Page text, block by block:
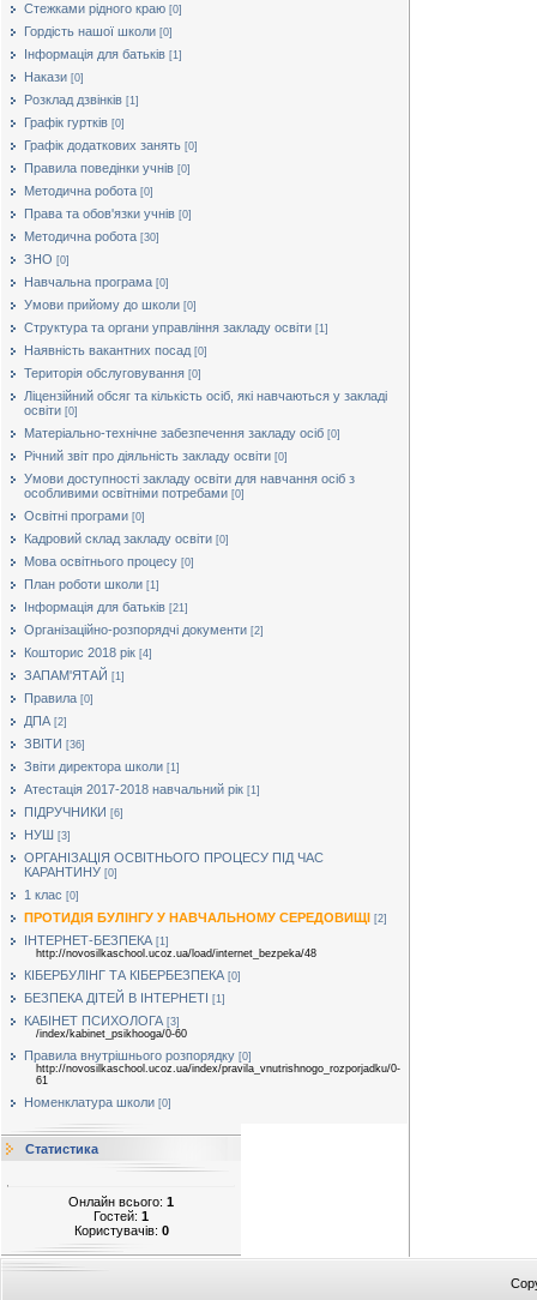
Стежками рідного краю [0]
Гордість нашої школи [0]
Інформація для батьків [1]
Накази [0]
Розклад дзвінків [1]
Графік гуртків [0]
Графік додаткових занять [0]
Правила поведінки учнів [0]
Методична робота [0]
Права та обов'язки учнів [0]
Методична робота [30]
ЗНО [0]
Навчальна програма [0]
Умови прийому до школи [0]
Структура та органи управління закладу освіти [1]
Наявність вакантних посад [0]
Територія обслуговування [0]
Ліцензійний обсяг та кількість осіб, які навчаються у закладі
освіти [0]
Матеріально-технічне забезпечення закладу осіб [0]
Річний звіт про діяльність закладу освіти [0]
Умови доступності закладу освіти для навчання осіб з
особливими освітніми потребами [0]
Освітні програми [0]
Кадровий склад закладу освіти [0]
Мова освітнього процесу [0]
План роботи школи [1]
Інформація для батьків [21]
Організаційно-розпорядчі документи [2]
Кошторис 2018 рік [4]
ЗАПАМ'ЯТАЙ [1]
Правила [0]
ДПА [2]
ЗВІТИ [36]
Звіти директора школи [1]
Атестація 2017-2018 навчальний рік [1]
ПІДРУЧНИКИ [6]
НУШ [3]
ОРГАНІЗАЦІЯ ОСВІТНЬОГО ПРОЦЕСУ ПІД ЧАС
КАРАНТИНУ [0]
1 клас [0]
ПРОТИДІЯ БУЛІНГУ У НАВЧАЛЬНОМУ СЕРЕДОВИЩІ [2]
ІНТЕРНЕТ-БЕЗПЕКА [1]
http://novosilkaschool.ucoz.ua/load/internet_bezpeka/48
КІБЕРБУЛІНГ ТА КІБЕРБЕЗПЕКА [0]
БЕЗПЕКА ДІТЕЙ В ІНТЕРНЕТІ [1]
КАБІНЕТ ПСИХОЛОГА [3]
/index/kabinet_psikhooga/0-60
Правила внутрішнього розпорядку [0]
http://novosilkaschool.ucoz.ua/index/pravila_vnutrishnogo_rozporjadku/0-
61
Номенклатура школи [0]
Статистика
Онлайн всього: 1
Гостей: 1
Користувачів: 0